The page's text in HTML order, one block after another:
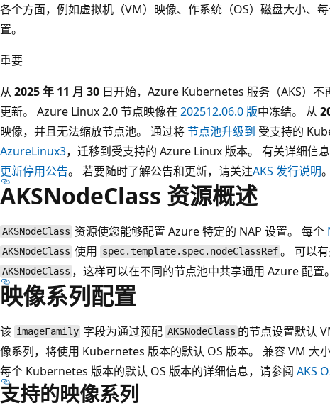
各个方面，例如虚拟机（VM）映像、作系统（OS）磁盘大小、
置。
重要
从 2025 年 11 月 30 日开始，Azure Kubernetes 服务（AKS）
更新。 Azure Linux 2.0 节点映像在 202512.06.0 版中冻结。 从
映像，并且无法缩放节点池。 通过将节点池升级到 受支持的
AzureLinux3，迁移到受支持的 Azure Linux 版本。 有关详细信
更新停用公告。 若要随时了解公告和更新，请关注AKS 发行说明。
AKSNodeClass 资源概述
AKSNodeClass 资源使您能够配置 Azure 特定的 NAP 设置。 每个
AKSNodeClass 使用 spec.template.spec.nodeClassRef。 可以
AKSNodeClass ，这样可以在不同的节点池中共享通用 Azure 配置。
映像系列配置
该 imageFamily 字段为通过预配 AKSNodeClass 的节点设置默认
像系列，将使用 Kubernetes 版本的默认 OS 版本。 兼容 VM 大
每个 Kubernetes 版本的默认 OS 版本的详细信息，请参阅 AKS
支持的映像系列